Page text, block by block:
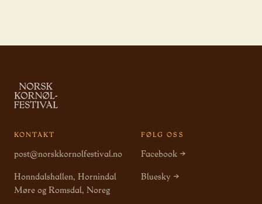
KONTAKT
post@norskkornolfestival.no
Honndalshallen, Hornindal
Møre og Romsdal, Noreg
FØLG OSS
Facebook →
Bluesky →